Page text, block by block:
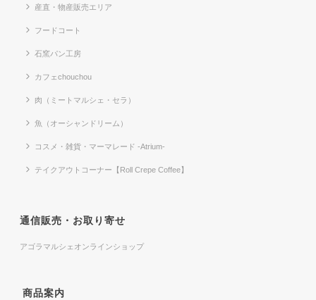
産直・物産販売エリア
フードコート
石窯パン工房
カフェchouchou
肉（ミートマルシェ・セラ）
魚（オーシャンドリーム）
コスメ・雑貨・マーマレード -Atrium-
テイクアウトコーナー【Roll Crepe Coffee】
通信販売・お取り寄せ
アゴラマルシェオンラインショップ
商品案内